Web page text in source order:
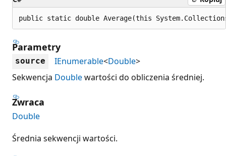
public static double Average(this
Parametry
source IEnumerable<Double>
Sekwencja Doublewartości do obliczenia średniej.
Zwraca
Double
Średnia sekwencji wartości.